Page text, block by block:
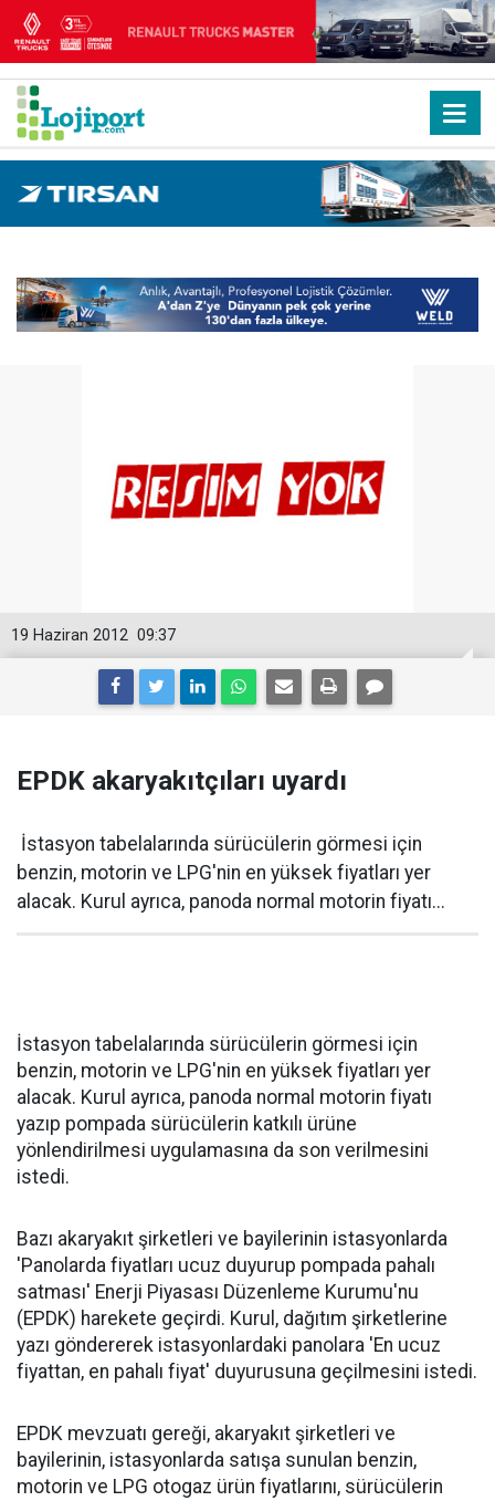
09:37
19 Haziran 2012
EPDK akaryakıtçıları uyardı
İstasyon tabelalarında sürücülerin görmesi için
benzin, motorin ve LPG'nin en yüksek fiyatları yer
alacak. Kurul ayrıca, panoda normal motorin fiyatı...
İstasyon tabelalarında sürücülerin görmesi için
benzin, motorin ve LPG'nin en yüksek fiyatları yer
alacak. Kurul ayrıca, panoda normal motorin fiyatı
yazıp pompada sürücülerin katkılı ürüne
yönlendirilmesi uygulamasına da son verilmesini
istedi.
Bazı akaryakıt şirketleri ve bayilerinin istasyonlarda
'Panolarda fiyatları ucuz duyurup pompada pahalı
satması' Enerji Piyasası Düzenleme Kurumu'nu
(EPDK) harekete geçirdi. Kurul, dağıtım şirketlerine
yazı göndererek istasyonlardaki panolara 'En ucuz
fiyattan, en pahalı fiyat' duyurusuna geçilmesini istedi.
EPDK mevzuatı gereği, akaryakıt şirketleri ve
bayilerinin, istasyonlarda satışa sunulan benzin,
motorin ve LPG otogaz ürün fiyatlarını, sürücülerin